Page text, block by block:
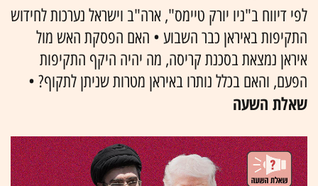
לפי דיווח ב"ניו יורק טיימס", ארה"ב וישראל נערכות לחידוש
התקיפות באיראן כבר השבוע • האם הפסקת האש מול
איראן נמצאת בסכנת קריסה, מה יהיה היקף התקיפות
הפעם, והאם בכלל נותרו באיראן מטרות שניתן לתקוף? •
שאלת השעה